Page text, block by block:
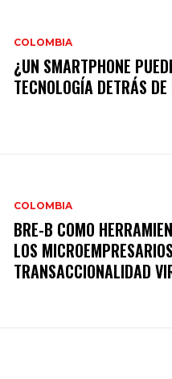
COLOMBIA
¿UN SMARTPHONE
TECNOLOGÍA DETRÁS
COLOMBIA
BRE-B COMO
LOS
TRANSACCIONALIDAD